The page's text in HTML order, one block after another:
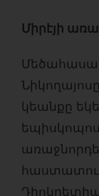
Միրէյի
կեանքը